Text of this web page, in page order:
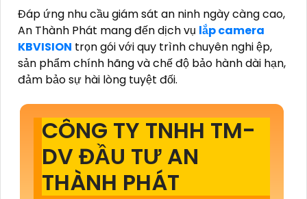
Đáp ứng nhu cầu giám sát an ninh ngày càng cao,
An Thành Phát mang đến dịch vụ lắp camera
KBVISION trọn gói với quy trình chuyên nghi ệp,
sản phẩm chính hãng và chế độ bảo hành dài hạn,
đảm bảo sự hài lòng tuyệt đối.
CÔNG TY TNHH TM-
DV ĐẦU TƯ AN
THÀNH PHÁT